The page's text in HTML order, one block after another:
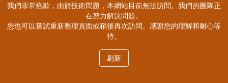
我們非常抱歉，由於技術問題，本網站目前無法訪問。我們的團隊正
在努力解決問題。
您也可以嘗試重新整理頁面或稍後再次訪問。感謝您的理解和耐心等
待。
刷新